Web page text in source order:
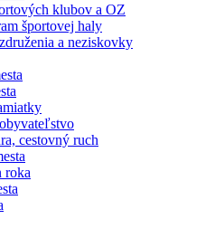
klubov a OZ
športovej haly
a neziskovky
cestovný ruch
roka